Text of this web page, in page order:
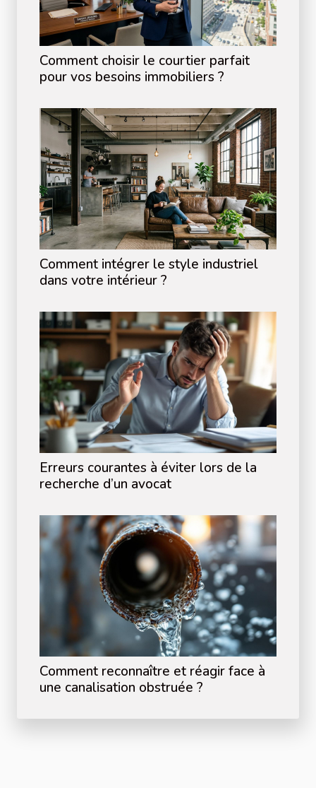
Comment choisir le courtier parfait
pour vos besoins immobiliers ?
Comment intégrer le style industriel
dans votre intérieur ?
Erreurs courantes à éviter lors de la
recherche d’un avocat
Comment reconnaître et réagir face à
une canalisation obstruée ?